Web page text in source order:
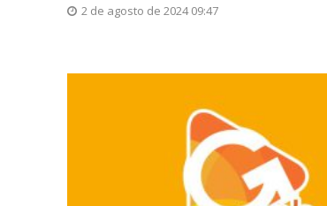
2 de agosto de 2024 09:47